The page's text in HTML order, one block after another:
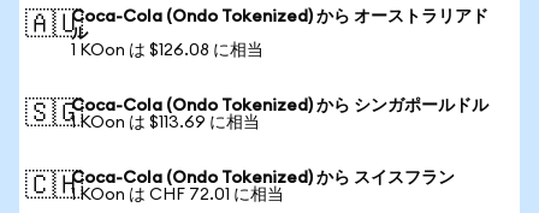
🇦🇺Coca-Cola (Ondo Tokenized) から オーストラリアド
ル
1 KOon は $126.08 に相当
🇸🇬Coca-Cola (Ondo Tokenized) から シンガポールドル
1 KOon は $113.69 に相当
🇨🇭Coca-Cola (Ondo Tokenized) から スイスフラン
1 KOon は CHF 72.01 に相当